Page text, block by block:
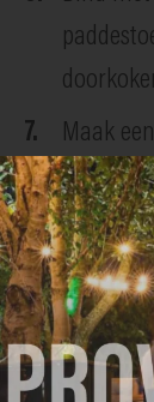
Maak
bruine
een licht
Kook de
kruid af